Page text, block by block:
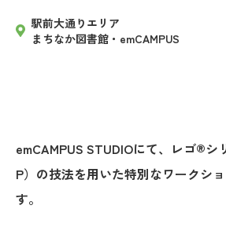
駅前大通りエリア
まちなか図書館・emCAMPUS
emCAMPUS STUDIOにて、レゴ®シ
P）の技法を用いた特別なワークシ
す。